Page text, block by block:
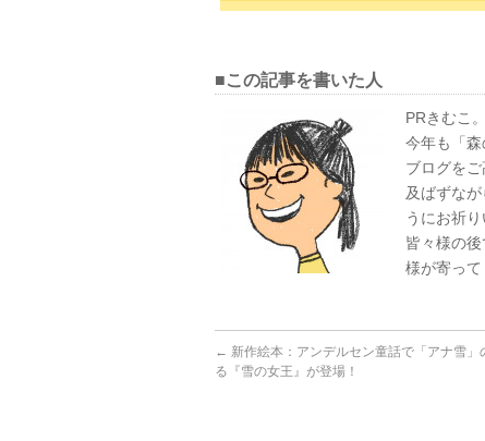
■この記事を書いた人
PRきむこ
今年も「
ブログを
及ばずな
うにお祈り
皆々様の
様が寄っ
← 新作絵本：アンデルセン童話で「アナ雪」
る『雪の女王』が登場！